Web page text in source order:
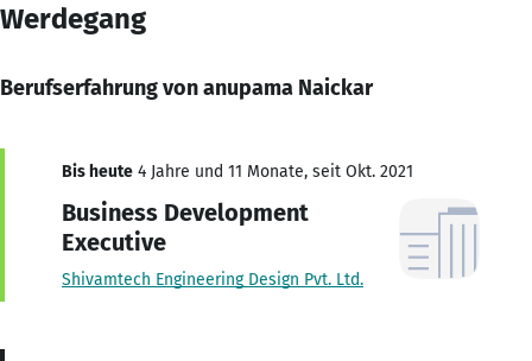
Werdegang
Berufserfahrung von anupama Naickar
Bis heute 4 Jahre und 11 Monate, seit Okt. 2021
Business Development
Executive
Shivamtech Engineering Design Pvt. Ltd.